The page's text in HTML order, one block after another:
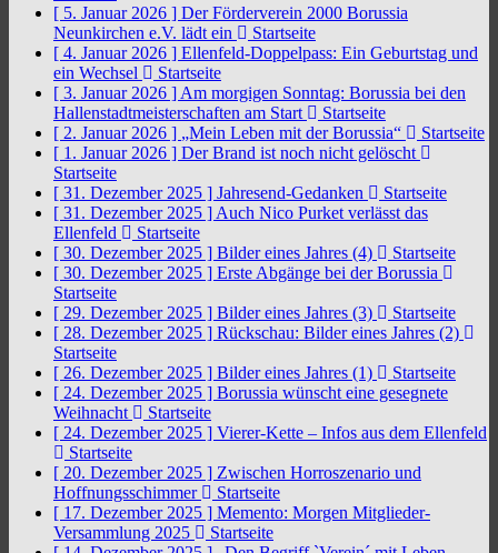
[ 5. Januar 2026 ] Der Förderverein 2000 Borussia
Neunkirchen e.V. lädt ein
Startseite
[ 4. Januar 2026 ] Ellenfeld-Doppelpass: Ein Geburtstag und
ein Wechsel
Startseite
[ 3. Januar 2026 ] Am morgigen Sonntag: Borussia bei den
Hallenstadtmeisterschaften am Start
Startseite
[ 2. Januar 2026 ] „Mein Leben mit der Borussia“
Startseite
[ 1. Januar 2026 ] Der Brand ist noch nicht gelöscht
Startseite
[ 31. Dezember 2025 ] Jahresend-Gedanken
Startseite
[ 31. Dezember 2025 ] Auch Nico Purket verlässt das
Ellenfeld
Startseite
[ 30. Dezember 2025 ] Bilder eines Jahres (4)
Startseite
[ 30. Dezember 2025 ] Erste Abgänge bei der Borussia
Startseite
[ 29. Dezember 2025 ] Bilder eines Jahres (3)
Startseite
[ 28. Dezember 2025 ] Rückschau: Bilder eines Jahres (2)
Startseite
[ 26. Dezember 2025 ] Bilder eines Jahres (1)
Startseite
[ 24. Dezember 2025 ] Borussia wünscht eine gesegnete
Weihnacht
Startseite
[ 24. Dezember 2025 ] Vierer-Kette – Infos aus dem Ellenfeld
Startseite
[ 20. Dezember 2025 ] Zwischen Horroszenario und
Hoffnungsschimmer
Startseite
[ 17. Dezember 2025 ] Memento: Morgen Mitglieder-
Versammlung 2025
Startseite